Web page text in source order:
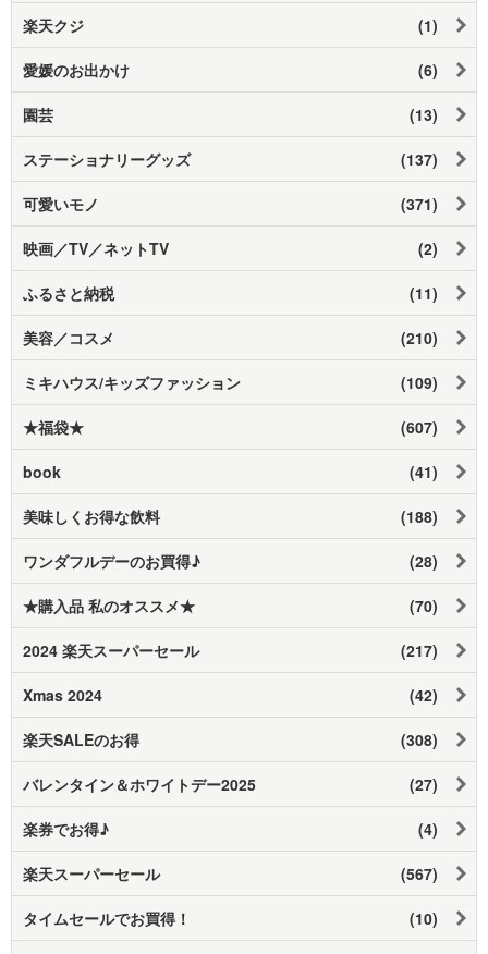
楽天クジ (1)
愛媛のお出かけ (6)
園芸 (13)
ステーショナリーグッズ (137)
可愛いモノ (371)
映画／TV／ネットTV (2)
ふるさと納税 (11)
美容／コスメ (210)
ミキハウス/キッズファッション (109)
★福袋★ (607)
book (41)
美味しくお得な飲料 (188)
ワンダフルデーのお買得♪ (28)
★購入品 私のオススメ★ (70)
2024 楽天スーパーセール (217)
Xmas 2024 (42)
楽天SALEのお得 (308)
バレンタイン＆ホワイトデー2025 (27)
楽券でお得♪ (4)
楽天スーパーセール (567)
タイムセールでお買得！ (10)